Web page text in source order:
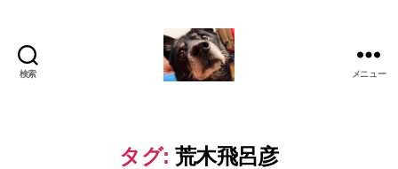
検索 メニュー
タグ: 荒木飛呂彦